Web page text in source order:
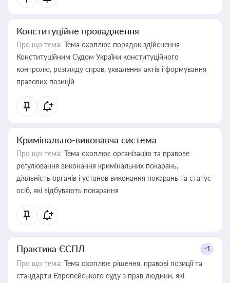
Конституційне провадження
Про що тема: Тема охоплює порядок здійснення
Конституційним Судом України конституційного
контролю, розгляду справ, ухвалення актів і формування
правових позицій
Кримінально-виконавча система
Про що тема: Тема охоплює організацію та правове
регулювання виконання кримінальних покарань,
діяльність органів і установ виконання покарань та статус
осіб, які відбувають покарання
Практика ЄСПЛ +1
Про що тема: Тема охоплює рішення, правові позиції та
стандарти Європейського суду з прав людини, які